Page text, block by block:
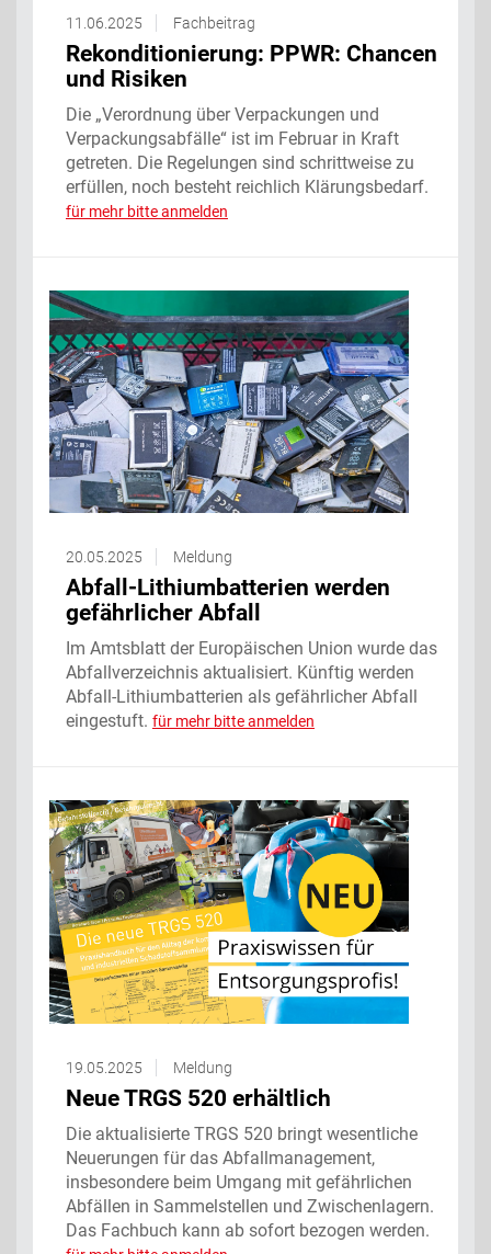
11.06.2025 Fachbeitrag
Rekonditionierung: PPWR: Chancen
und Risiken
Die „Verordnung über Verpackungen und
Verpackungsabfälle“ ist im Februar in Kraft
getreten. Die Regelungen sind schrittweise zu
erfüllen, noch besteht reichlich Klärungsbedarf.
für mehr bitte anmelden
20.05.2025 Meldung
Abfall-Lithiumbatterien werden
gefährlicher Abfall
Im Amtsblatt der Europäischen Union wurde das
Abfallverzeichnis aktualisiert. Künftig werden
Abfall-Lithiumbatterien als gefährlicher Abfall
eingestuft. für mehr bitte anmelden
19.05.2025 Meldung
Neue TRGS 520 erhältlich
Die aktualisierte TRGS 520 bringt wesentliche
Neuerungen für das Abfallmanagement,
insbesondere beim Umgang mit gefährlichen
Abfällen in Sammelstellen und Zwischenlagern.
Das Fachbuch kann ab sofort bezogen werden.